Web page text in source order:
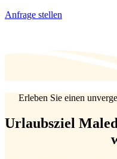
Anfrage stellen
Erleben Sie einen
Urlaubsziel